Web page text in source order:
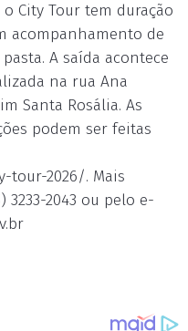
City Tour tem duração
acompanhamento de
A saída acontece
na rua Ana
Santa Rosália. As
podem ser feitas
tour-2026/. Mais
2043 ou pelo e-